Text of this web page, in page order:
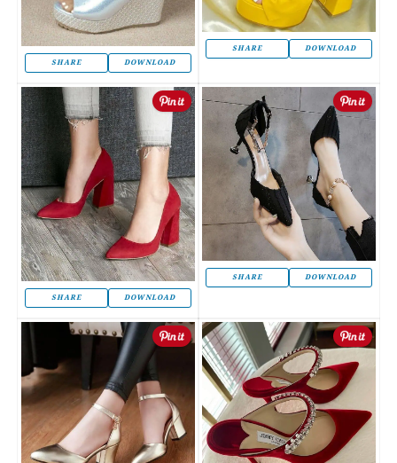
SHARE DOWNLOAD
SHARE DOWNLOAD
SHARE DOWNLOAD
SHARE DOWNLOAD